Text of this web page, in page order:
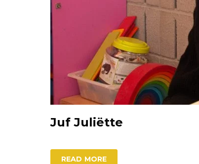
Juf Juliëtte
READ MORE